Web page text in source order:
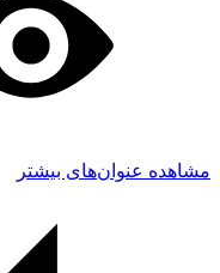
مشاهده عنوان‌های بیشتر